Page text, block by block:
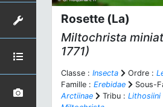
Rosette (La)
Miltochrista
1771)
Classe : Insecta Ordre :
Famille : Erebidae
Sous-
Arctiinae
Tribu : Lithosiini